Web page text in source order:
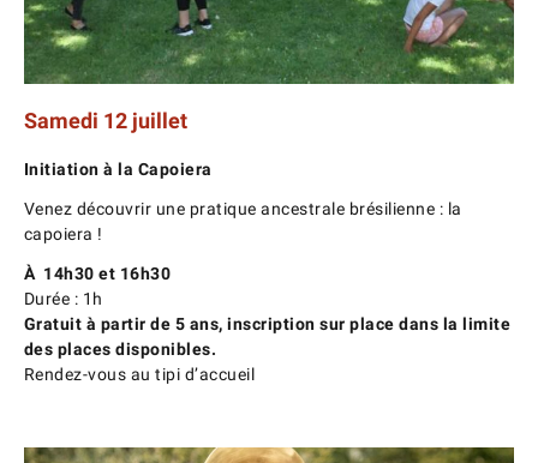
Samedi 12 juillet
Initiation à la Capoiera
Venez découvrir une pratique ancestrale brésilienne : la
capoiera !
À 14h30 et 16h30
Durée : 1h
Gratuit à partir de 5 ans, inscription sur place dans la limite
des places disponibles.
Rendez-vous au tipi d’accueil